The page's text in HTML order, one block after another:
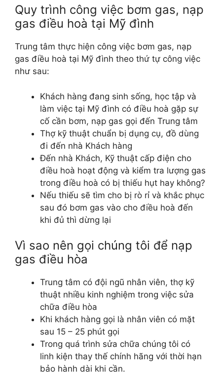
Quy trình công việc bơm gas, nạp
gas điều hoà tại Mỹ đình
Trung tâm thực hiện công việc bơm gas, nạp
gas điều hoà tại Mỹ đình theo thứ tự công việc
như sau:
Khách hàng đang sinh sống, học tập và
làm việc tại Mỹ đình có điều hoà gặp sự
cố cần bơm, nạp gas gọi đến Trung tâm
Thợ kỹ thuật chuẩn bị dụng cụ, đồ dùng
đi đến nhà Khách hàng
Đến nhà Khách, Kỹ thuật cấp điện cho
điều hoà hoạt động và kiểm tra lượng gas
trong điều hoà có bị thiếu hụt hay không?
Nếu thiếu sẽ tìm cho bị rò rỉ và khắc phục
sau đó bơm gas vào cho điều hoà đến
khi đủ thì dừng lại
Vì sao nên gọi chúng tôi để nạp
gas điều hòa
Trung tâm có đội ngũ nhân viên, thợ kỹ
thuật nhiều kinh nghiệm trong việc sửa
chữa điều hòa
Khi khách hàng gọi là nhân viên có mặt
sau 15 – 25 phút gọi
Trong quá trình sửa chữa chúng tôi có
linh kiện thay thế chính hãng với thời hạn
bảo hành dài khi cần.